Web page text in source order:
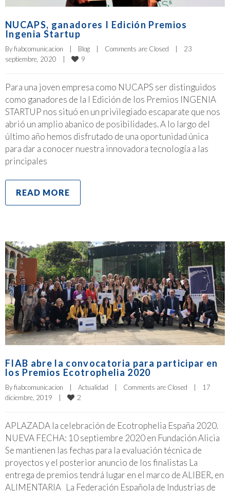
NUCAPS, ganadores I Edición Premios
Ingenia Startup
By fiabcomunicacion Blog Comments are Closed
23
septiembre, 2020
9
Para una joven empresa como NUCAPS ser distinguidos
como ganadores de la I Edición de los Premios INGENIA
STARTUP nos situó en un privilegiado escaparate que nos
abrió un amplio abanico de posibilidades. A lo largo del
último año hemos disfrutado de una oportunidad única
para dar a conocer nuestra innovadora tecnología a las
principales
READ MORE
FIAB abre la convocatoria para participar en
los Premios Ecotrophelia 2020
By fiabcomunicacion Actualidad Comments are Closed
17
diciembre, 2019
2
APLAZADA la celebración de Ecotrophelia España 2020.
NUEVA FECHA: 10 septiembre 2020 en Fundación Alicia
Se mantienen las fechas para la evaluación técnica de
proyectos y el posterior anuncio de los finalistas La
entrega de premios tendrá lugar en el marco de ALIBER, en
ALIMENTARIA La Federación Española de Industrias de